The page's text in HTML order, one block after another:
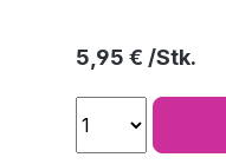
Regulärer Preis:
5,95 €